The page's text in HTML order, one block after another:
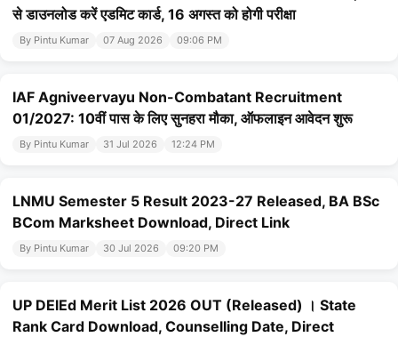
से डाउनलोड करें एडमिट कार्ड, 16 अगस्त को होगी परीक्षा
By Pintu Kumar 07 Aug 2026 09:06 PM
IAF Agniveervayu Non-Combatant Recruitment
01/2027: 10वीं पास के लिए सुनहरा मौका, ऑफलाइन आवेदन शुरू
By Pintu Kumar 31 Jul 2026 12:24 PM
LNMU Semester 5 Result 2023-27 Released, BA BSc
BCom Marksheet Download, Direct Link
By Pintu Kumar 30 Jul 2026 09:20 PM
UP DElEd Merit List 2026 OUT (Released) । State
Rank Card Download, Counselling Date, Direct